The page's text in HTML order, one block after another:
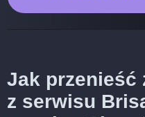
Jak przenieść
z serwisu